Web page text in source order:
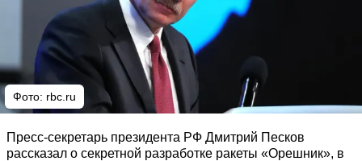
Фото: rbc.ru
Пресс-секретарь президента РФ Дмитрий Песков
рассказал о секретной разработке ракеты «Орешник», в